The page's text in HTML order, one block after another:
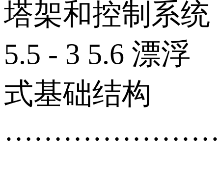
塔架和控制系统
5.5 - 3 5.6 漂浮
式基础结构